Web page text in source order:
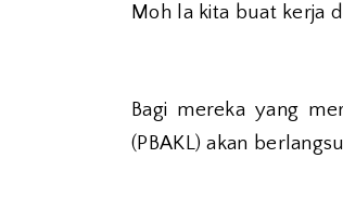
Moh la kita buat kerja
Bagi mereka yang
(PBAKL) akan